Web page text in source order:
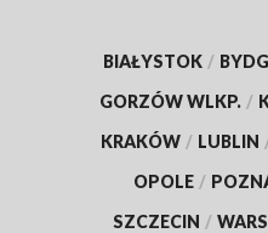
BIAŁYSTOK /
GORZÓW WLKP. /
KRAKÓW / LUBLIN
OPOLE /
SZCZECIN /